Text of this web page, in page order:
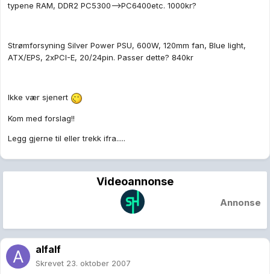
typene RAM, DDR2 PC5300-->PC6400etc. 1000kr?
Strømforsyning Silver Power PSU, 600W, 120mm fan, Blue light,
ATX/EPS, 2xPCI-E, 20/24pin. Passer dette? 840kr
Ikke vær sjenert
Kom med forslag!!
Legg gjerne til eller trekk ifra.....
Videoannonse
Annonse
alfalf
Skrevet 23. oktober 2007